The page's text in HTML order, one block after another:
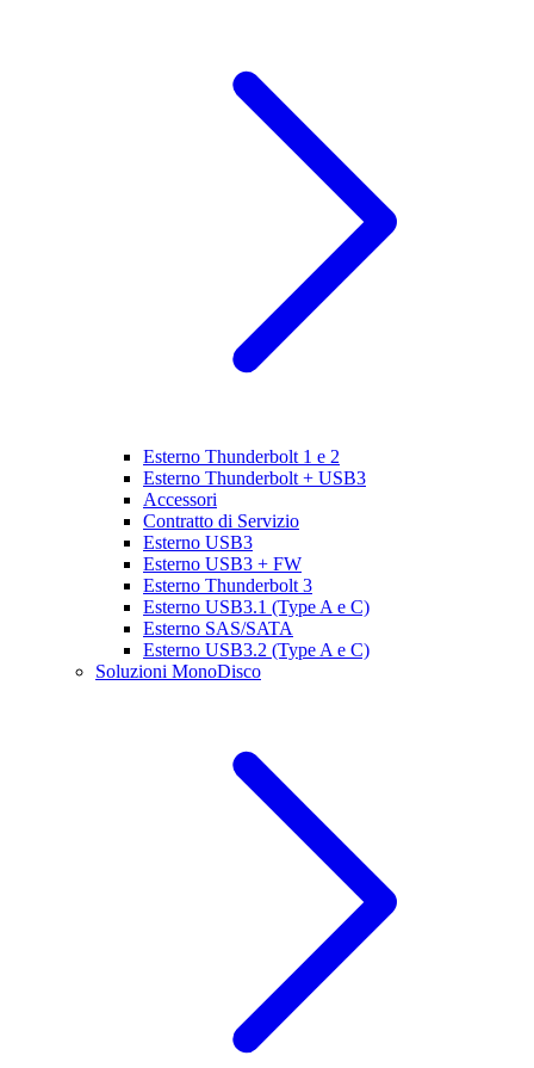
Esterno Thunderbolt 1 e 2
Esterno Thunderbolt + USB3
Accessori
Contratto di Servizio
Esterno USB3
Esterno USB3 + FW
Esterno Thunderbolt 3
Esterno USB3.1 (Type A e C)
Esterno SAS/SATA
Esterno USB3.2 (Type A e C)
Soluzioni MonoDisco